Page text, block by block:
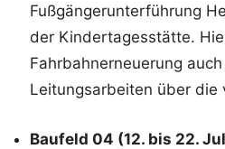
Fußgängerunterführung
der Kindertagesstätte.
Fahrbahnerneuerung
Leitungsarbeiten über die
Baufeld 04 (12. bis 22.